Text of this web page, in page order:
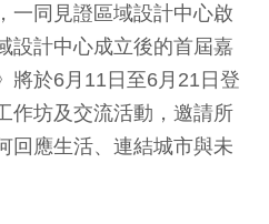
一同見證區域設計中心啟
設計中心成立後的首屆嘉
將於6月11日至6月21日登
作坊及交流活動，邀請所
回應生活、連結城市與未